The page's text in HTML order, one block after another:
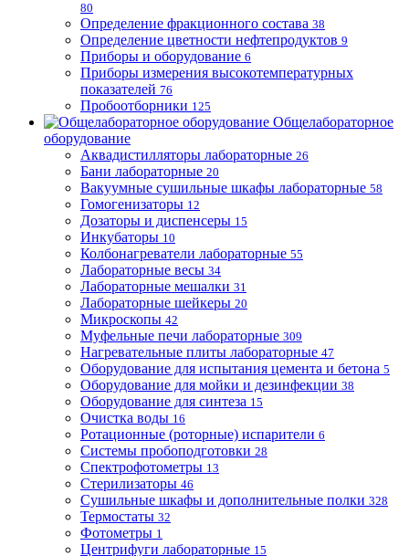
80
Определение фракционного состава 38
Определение цветности нефтепродуктов 9
Приборы и оборудование 6
Приборы измерения высокотемпературных
показателей 76
Пробоотборники 125
Общелабораторное
оборудование
Аквадистилляторы лабораторные 26
Бани лабораторные 20
Вакуумные сушильные шкафы лабораторные 58
Гомогенизаторы 12
Дозаторы и диспенсеры 15
Инкубаторы 10
Колбонагреватели лабораторные 55
Лабораторные весы 34
Лабораторные мешалки 31
Лабораторные шейкеры 20
Микроскопы 42
Муфельные печи лабораторные 309
Нагревательные плиты лабораторные 47
Оборудование для испытания цемента и бетона 5
Оборудование для мойки и дезинфекции 38
Оборудование для синтеза 15
Очистка воды 16
Ротационные (роторные) испарители 6
Системы пробоподготовки 28
Спектрофотометры 13
Стерилизаторы 46
Сушильные шкафы и дополнительные полки 328
Термостаты 32
Фотометры 1
Центрифуги лабораторные 15